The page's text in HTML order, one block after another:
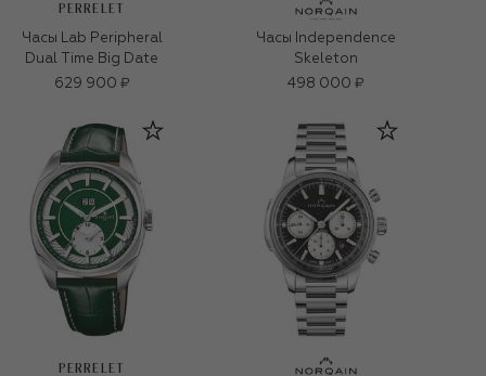
PERRELET
Часы Lab Peripheral
Dual Time Big Date
629 900 ₽
Часы Independence
Skeleton
498 000 ₽
PERRELET